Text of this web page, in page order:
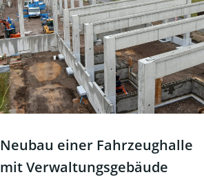
Neubau einer Fahrzeughalle
mit Verwaltungsgebäude